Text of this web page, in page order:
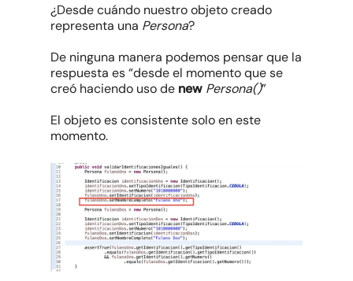
¿Desde cuándo nuestro objeto creado
representa una Persona?
De ninguna manera podemos pensar que la
respuesta es “desde el momento que se
creó haciendo uso de new Persona()”
El objeto es consistente solo en este
momento.